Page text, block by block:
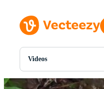
Videos
Alle Bilder
Fotos